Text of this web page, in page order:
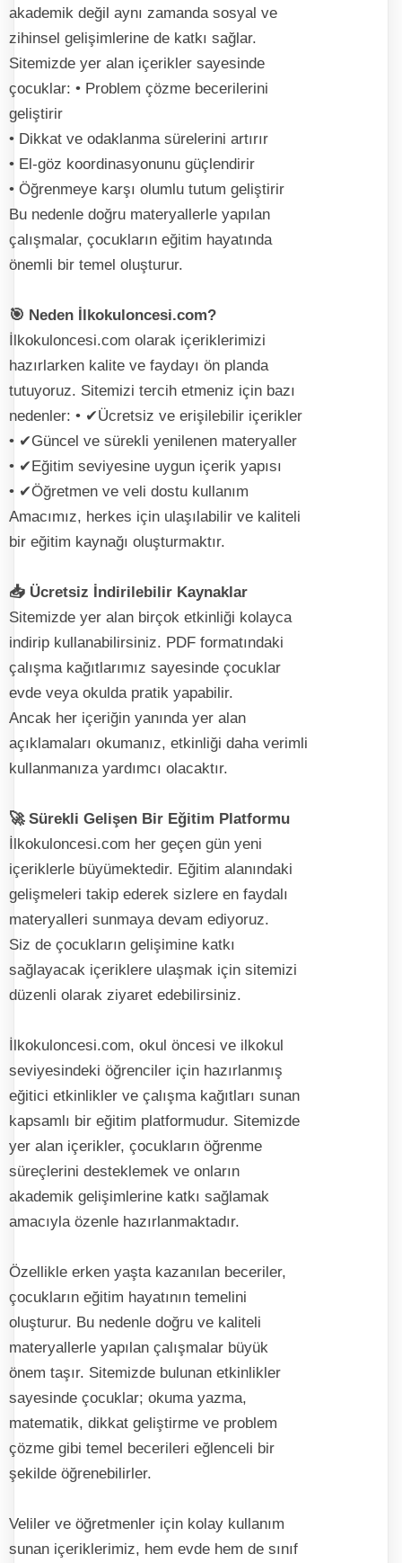
akademik değil aynı zamanda sosyal ve
zihinsel gelişimlerine de katkı sağlar.
Sitemizde yer alan içerikler sayesinde
çocuklar: • Problem çözme becerilerini
geliştirir
• Dikkat ve odaklanma sürelerini artırır
• El-göz koordinasyonunu güçlendirir
• Öğrenmeye karşı olumlu tutum geliştirir
Bu nedenle doğru materyallerle yapılan
çalışmalar, çocukların eğitim hayatında
önemli bir temel oluşturur.
🎯 Neden İlkokuloncesi.com?
İlkokuloncesi.com olarak içeriklerimizi
hazırlarken kalite ve faydayı ön planda
tutuyoruz. Sitemizi tercih etmeniz için bazı
nedenler: • ✔Ücretsiz ve erişilebilir içerikler
• ✔Güncel ve sürekli yenilenen materyaller
• ✔Eğitim seviyesine uygun içerik yapısı
• ✔Öğretmen ve veli dostu kullanım
Amacımız, herkes için ulaşılabilir ve kaliteli
bir eğitim kaynağı oluşturmaktır.
📥 Ücretsiz İndirilebilir Kaynaklar
Sitemizde yer alan birçok etkinliği kolayca
indirip kullanabilirsiniz. PDF formatındaki
çalışma kağıtlarımız sayesinde çocuklar
evde veya okulda pratik yapabilir.
Ancak her içeriğin yanında yer alan
açıklamaları okumanız, etkinliği daha verimli
kullanmanıza yardımcı olacaktır.
🚀 Sürekli Gelişen Bir Eğitim Platformu
İlkokuloncesi.com her geçen gün yeni
içeriklerle büyümektedir. Eğitim alanındaki
gelişmeleri takip ederek sizlere en faydalı
materyalleri sunmaya devam ediyoruz.
Siz de çocukların gelişimine katkı
sağlayacak içeriklere ulaşmak için sitemizi
düzenli olarak ziyaret edebilirsiniz.
İlkokuloncesi.com, okul öncesi ve ilkokul
seviyesindeki öğrenciler için hazırlanmış
eğitici etkinlikler ve çalışma kağıtları sunan
kapsamlı bir eğitim platformudur. Sitemizde
yer alan içerikler, çocukların öğrenme
süreçlerini desteklemek ve onların
akademik gelişimlerine katkı sağlamak
amacıyla özenle hazırlanmaktadır.
Özellikle erken yaşta kazanılan beceriler,
çocukların eğitim hayatının temelini
oluşturur. Bu nedenle doğru ve kaliteli
materyallerle yapılan çalışmalar büyük
önem taşır. Sitemizde bulunan etkinlikler
sayesinde çocuklar; okuma yazma,
matematik, dikkat geliştirme ve problem
çözme gibi temel becerileri eğlenceli bir
şekilde öğrenebilirler.
Veliler ve öğretmenler için kolay kullanım
sunan içeriklerimiz, hem evde hem de sınıf